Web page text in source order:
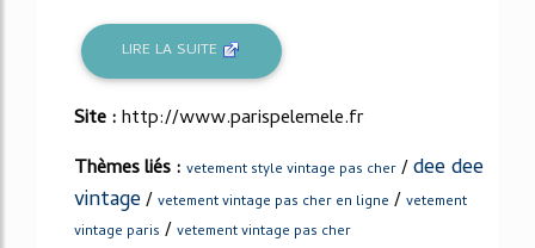
LIRE LA SUITE
Site :http://www.parispelemele.fr
Thèmes liés : vetement style vintage pas cher /dee dee
vintage/ vetement vintage pas cher en ligne / vetement
vintage paris / vetement vintage pas cher